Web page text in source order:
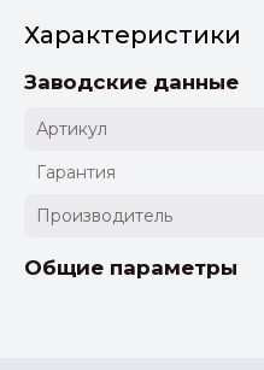
Характеристики
Заводские данные
Артикул
Гарантия
Производитель
Общие параметры